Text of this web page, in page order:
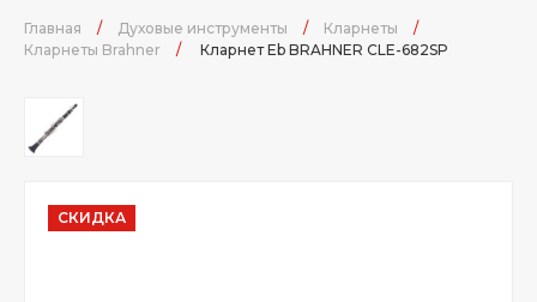
Главная / Духовые инструменты / Кларнеты
/
Кларнеты Brahner
/ Кларнет Eb BRAHNER CLE-682SP
СКИДКА